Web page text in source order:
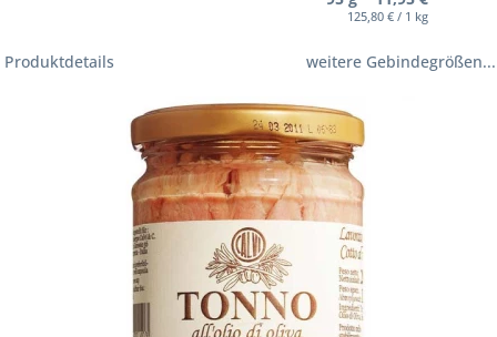
125,80 € / 1 kg
Produktdetails weitere Gebindegrößen...